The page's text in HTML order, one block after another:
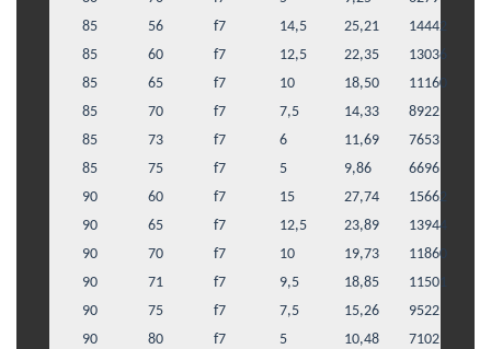
85
56 f7 14,5 25,21
14442
85
60 f7 12,5 22,35
13036
85
65 f7 10 18,50
11160
85
70 f7 7,5 14,33
8922
85
73 f7 6 11,69
7653
85
75 f7 5 9,86
6696
90
60 f7 15 27,74
15662
90
65 f7 12,5 23,89
13944
90
70 f7 10 19,73
11860
90
71 f7 9,5 18,85
11501
90
75 f7 7,5 15,26
9522
90
80 f7 5 10,48
7102